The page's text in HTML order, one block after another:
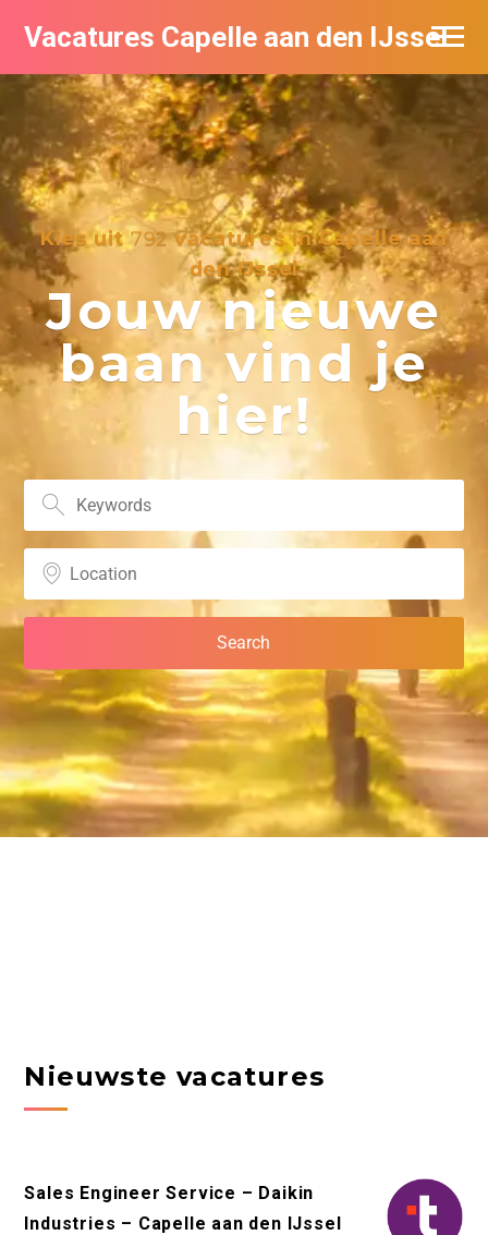
Vacatures Capelle aan den IJssel
Kies uit792vacatures in Capelle aan
den IJssel
Jouw nieuwe
baan vind je
hier!
Nieuwste vacatures
Sales Engineer Service – Daikin
Industries – Capelle aan den IJssel